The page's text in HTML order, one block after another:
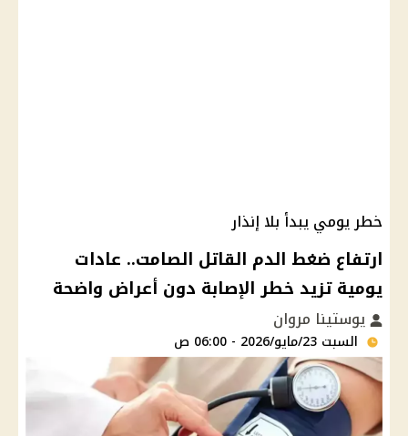
خطر يومي يبدأ بلا إنذار
ارتفاع ضغط الدم القاتل الصامت.. عادات
يومية تزيد خطر الإصابة دون أعراض واضحة
يوستينا مروان
السبت 23/مايو/2026 - 06:00 ص